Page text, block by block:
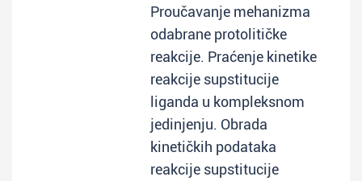
Proučavanje mehanizma
odabrane protolitičke
reakcije. Praćenje kinetike
reakcije supstitucije
liganda u kompleksnom
jedinjenju. Obrada
kinetičkih podataka
reakcije supstitucije